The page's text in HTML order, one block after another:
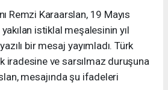
Remzi Karaarslan, 19 Mayıs
istiklal meşalesinin yıl
bir mesaj yayımladı. Türk
iradesine ve sarsılmaz duruşuna
mesajında şu ifadeleri